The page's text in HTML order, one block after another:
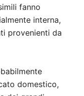
fanno
interna,
provenienti da
domestico,